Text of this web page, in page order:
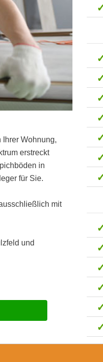
Wohnung,
erstreckt
in
für Sie.
mit
und